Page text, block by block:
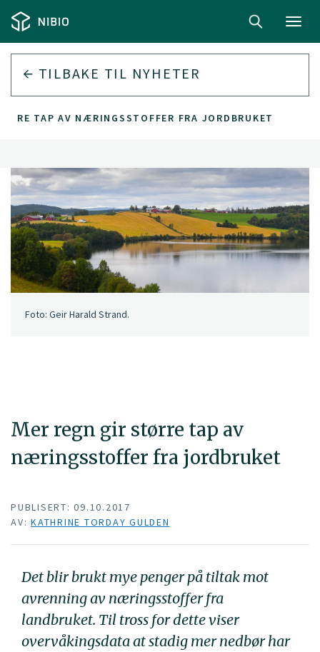
TILBAKE TIL NYHETER
TAP AV NÆRINGSSTOFFER FRA JORDBRUKET
Mer regn gir større tap av
næringsstoffer fra jordbruket
Foto: Geir Harald Strand.
PUBLISERT: 09.10.2017
AV: KATHRINE TORDAY GULDEN
Det blir brukt mye penger på tiltak mot
avrenning av næringsstoffer fra
landbruket. Til tross for dette viser
overvåkingsdata at stadig mer nedbør har